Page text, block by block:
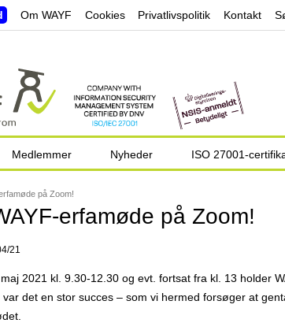
Om WAYF Cookies Privatlivspolitik Kontakt
på Zoom!
erfamøde på Zoom!
21
2021 kl. 9.30-12.30 og evt. fortsat fra kl. 13 holder
det en stor succes – som vi hermed forsøger at
Medlemmer Nyheder ISO 27001-